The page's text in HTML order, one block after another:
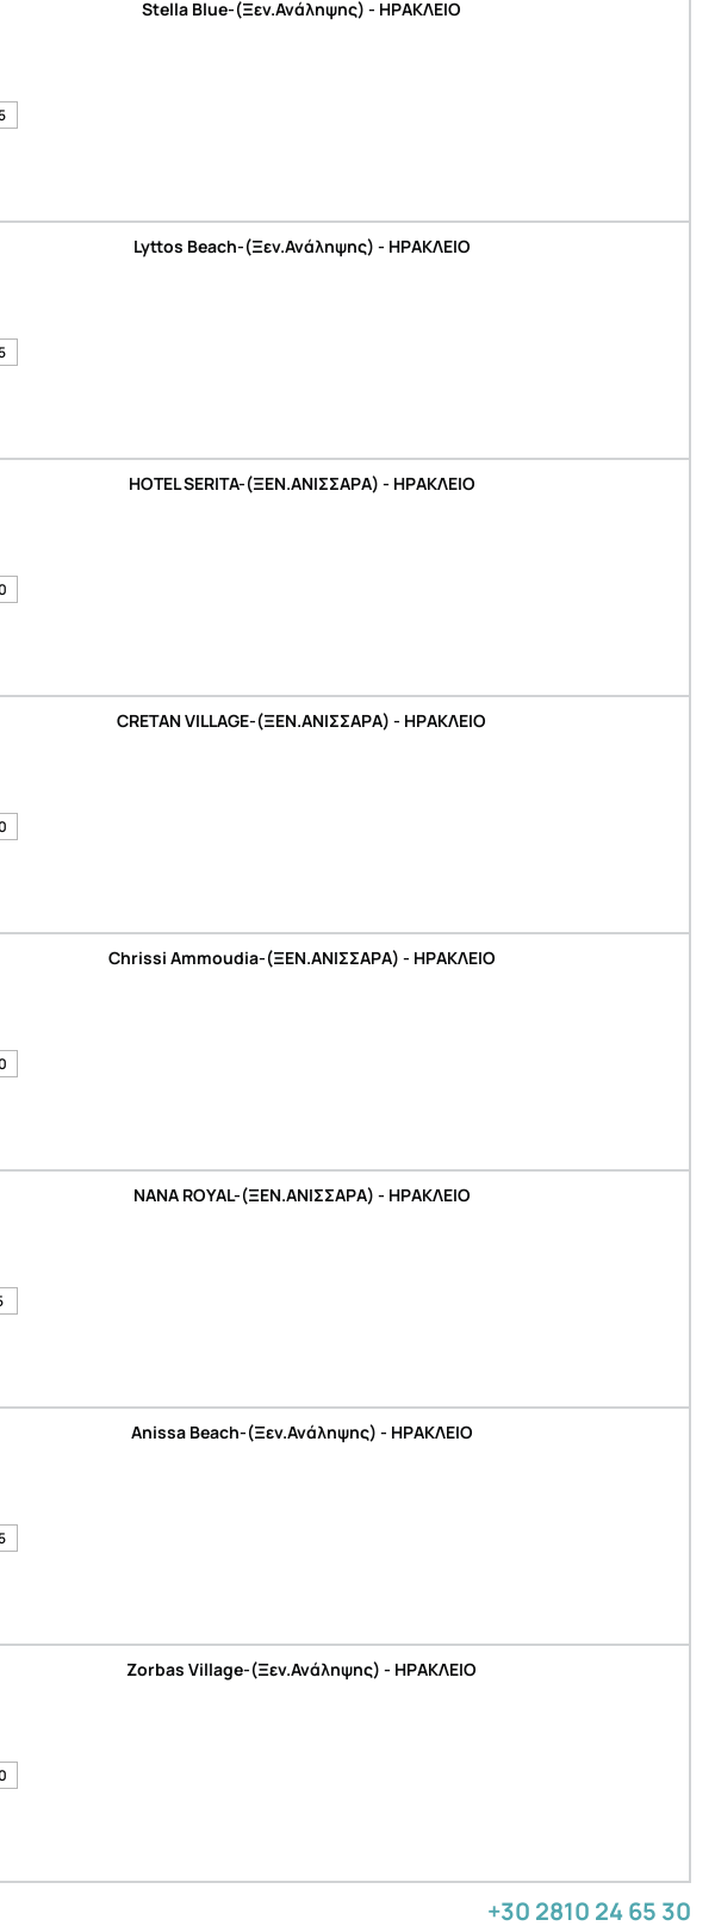
Stella Blue-(Ξεν.Ανάληψης) - ΗΡΑΚΛΕΙΟ
Lyttos Beach-(Ξεν.Ανάληψης) - ΗΡΑΚΛΕΙΟ
HOTEL SERITA-(ΞΕΝ.ΑΝΙΣΣΑΡΑ) - ΗΡΑΚΛΕΙΟ
CRETAN VILLAGE-(ΞΕΝ.ΑΝΙΣΣΑΡΑ) - ΗΡΑΚΛΕΙΟ
Chrissi Ammoudia-(ΞΕΝ.ΑΝΙΣΣΑΡΑ) - ΗΡΑΚΛΕΙΟ
NANA ROYAL-(ΞΕΝ.ΑΝΙΣΣΑΡΑ) - ΗΡΑΚΛΕΙΟ
Anissa Beach-(Ξεν.Ανάληψης) - ΗΡΑΚΛΕΙΟ
Zorbas Village-(Ξεν.Ανάληψης) - ΗΡΑΚΛΕΙΟ
+30 2810 24 65 30